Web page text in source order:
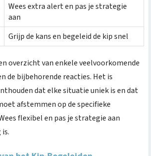
Wees extra alert en pas je strategie
aan
Grijp de kans en begeleid de kip snel
overzicht van enkele veelvoorkomende
de bijbehorende reacties. Het is
dat elke situatie uniek is en dat
afstemmen op de specifieke
flexibel en pas je strategie aan